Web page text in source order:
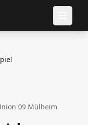
09 Mülheim